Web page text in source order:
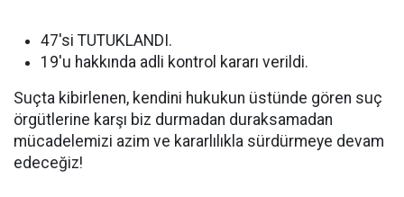
47'si TUTUKLANDI.
19'u hakkında adli kontrol kararı verildi.
Suçta kibirlenen, kendini hukukun üstünde gören suç
örgütlerine karşı biz durmadan duraksamadan
mücadelemizi azim ve kararlılıkla sürdürmeye devam
edeceğiz!